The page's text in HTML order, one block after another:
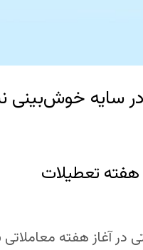
در سایه
هفته تعطیلات
آغاز هفته